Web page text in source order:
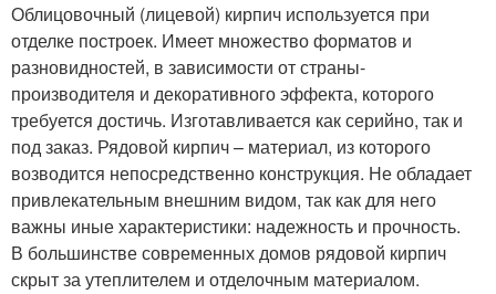
Облицовочный (лицевой) кирпич используется при
отделке построек. Имеет множество форматов и
разновидностей, в зависимости от страны-
производителя и декоративного эффекта, которого
требуется достичь. Изготавливается как серийно, так и
под заказ. Рядовой кирпич – материал, из которого
возводится непосредственно конструкция. Не обладает
привлекательным внешним видом, так как для него
важны иные характеристики: надежность и прочность.
В большинстве современных домов рядовой кирпич
скрыт за утеплителем и отделочным материалом.